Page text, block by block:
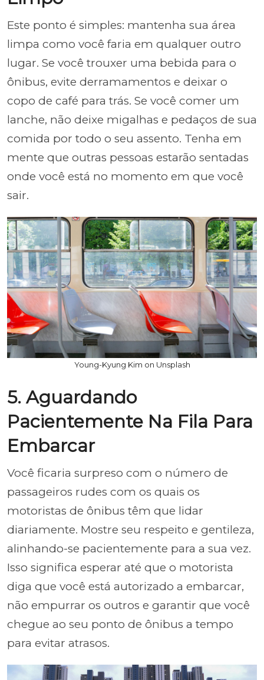
Este ponto é simples: mantenha sua área
limpa como você faria em qualquer outro
lugar. Se você trouxer uma bebida para o
ônibus, evite derramamentos e deixar o
copo de café para trás. Se você comer um
lanche, não deixe migalhas e pedaços de sua
comida por todo o seu assento. Tenha em
mente que outras pessoas estarão sentadas
onde você está no momento em que você
sair.
Young-Kyung Kim on Unsplash
5. Aguardando
Pacientemente Na Fila Para
Embarcar
Você ficaria surpreso com o número de
passageiros rudes com os quais os
motoristas de ônibus têm que lidar
diariamente. Mostre seu respeito e gentileza,
alinhando-se pacientemente para a sua vez.
Isso significa esperar até que o motorista
diga que você está autorizado a embarcar,
não empurrar os outros e garantir que você
chegue ao seu ponto de ônibus a tempo
para evitar atrasos.